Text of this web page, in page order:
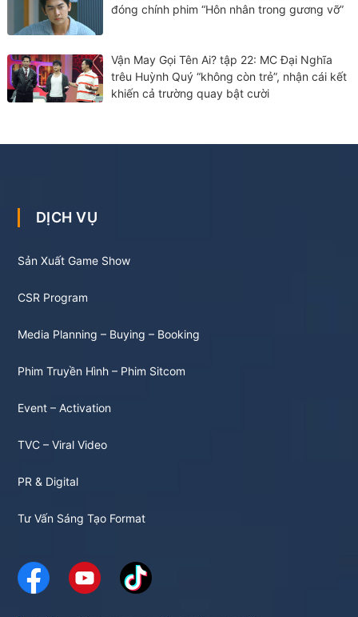
đóng chính phim “Hôn nhân trong gương vỡ”
Vận May Gọi Tên Ai? tập 22: MC Đại Nghĩa
trêu Huỳnh Quý “không còn trẻ”, nhận cái kết
khiến cả trường quay bật cười
DỊCH VỤ
Sản Xuất Game Show
CSR Program
Media Planning – Buying – Booking
Phim Truyền Hình – Phim Sitcom
Event – Activation
TVC – Viral Video
PR & Digital
Tư Vấn Sáng Tạo Format